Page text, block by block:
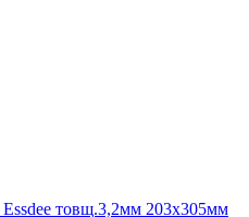
товщ.3,2мм 203х305мм